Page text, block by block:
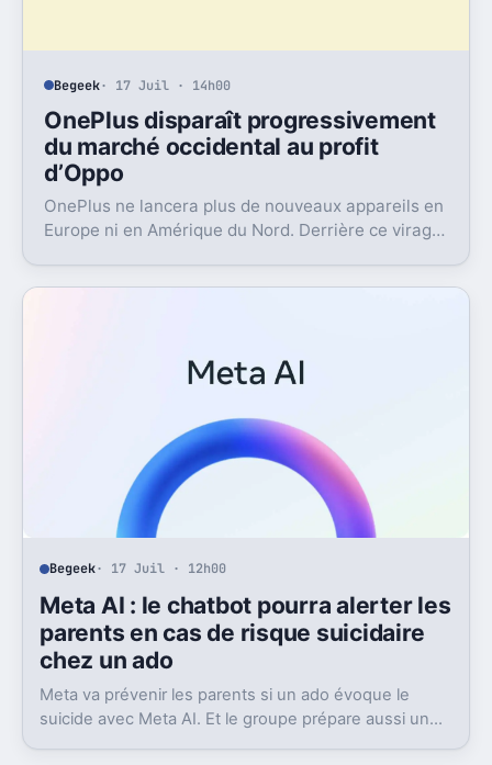
Begeek· 17 Juil · 14h00
OnePlus disparaît progressivement
du marché occidental au profit
d’Oppo
OnePlus ne lancera plus de nouveaux appareils en
Europe ni en Amérique du Nord. Derrière ce virage,
Begeek· 17 Juil · 12h00
Meta AI : le chatbot pourra alerter les
parents en cas de risque suicidaire
chez un ado
Meta va prévenir les parents si un ado évoque le
suicide avec Meta AI. Et le groupe prépare aussi un